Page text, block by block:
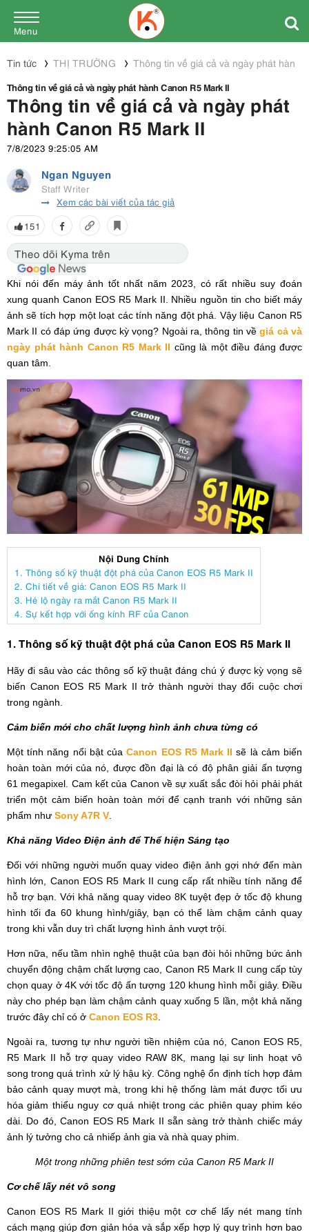
Menu
Tin tức THỊ TRƯỜNG
Thông tin về giá cả và ngày phát hành
Thông tin về giá cả và ngày phát hành Canon R5 Mark II
Thông tin về giá cả và ngày phát
hành Canon R5 Mark II
7/8/2023 9:25:05 AM
Ngan Nguyen
Staff Writer
Xem các bài viết của tác giả
151
Theo dõi Kyma trên
Khi nói đến máy ảnh tốt nhất năm 2023, có rất nhiều suy đoán
xung quanh Canon EOS R5 Mark II. Nhiều nguồn tin cho biết máy
ảnh sẽ tích hợp một loạt các tính năng đột phá. Vậy liệu Canon R5
Mark II có đáp ứng được kỳ vọng? Ngoài ra, thông tin vềgiá cả và
ngày phát hành Canon R5 Mark II cũng là một điều đáng được
quan tâm.
Nội Dung Chính
1. Thông số kỹ thuật đột phá của Canon EOS R5 Mark II
2. Chi tiết về giá: Canon EOS R5 Mark II
3. Hé lộ ngày ra mắt Canon R5 Mark II
4. Sự kết hợp với ống kính RF của Canon
1. Thông số kỹ thuật đột phá của Canon EOS R5 Mark II
Hãy đi sâu vào các thông số kỹ thuật đáng chú ý được kỳ vọng sẽ
biến Canon EOS R5 Mark II trở thành người thay đổi cuộc chơi
trong ngành.
Cảm biến mới cho chất lượng hình ảnh chưa từng có
Một tính năng nổi bật củaCanon EOS R5 Mark II sẽ là cảm biến
hoàn toàn mới của nó, được đồn đại là có độ phân giải ấn tượng
61 megapixel. Cam kết của Canon về sự xuất sắc đòi hỏi phải phát
triển một cảm biến hoàn toàn mới để cạnh tranh với những sản
phẩm như Sony A7R V
Khả năng Video Điện ảnh để Thể hiện Sáng tạo
Đối với những người muốn quay video điện ảnh gợi nhớ đến màn
hình lớn, Canon EOS R5 Mark II cung cấp rất nhiều tính năng để
hỗ trợ bạn. Với khả năng quay video 8K tuyệt đẹp ở tốc độ khung
hình tối đa 60 khung hình/giây, bạn có thể làm chậm cảnh quay
trong khi vẫn duy trì chất lượng hình ảnh vượt trội.
Hơn nữa, nếu tầm nhìn nghệ thuật của bạn đòi hỏi những bức ảnh
chuyển động chậm chất lượng cao, Canon R5 Mark II cung cấp tùy
chọn quay ở 4K với tốc độ ấn tượng 120 khung hình mỗi giây. Điều
này cho phép bạn làm chậm cảnh quay xuống 5 lần, một khả năng
trước đây chỉ có ở Canon EOS R3
Ngoài ra, tương tự như người tiền nhiệm của nó, Canon EOS R5,
R5 Mark II hỗ trợ quay video RAW 8K, mang lại sự linh hoạt vô
song trong quá trình xử lý hậu kỳ. Công nghệ ổn định tích hợp đảm
bảo cảnh quay mượt mà, trong khi hệ thống làm mát được tối ưu
hóa giảm thiểu nguy cơ quá nhiệt trong các phiên quay phim kéo
dài. Do đó, Canon EOS R5 Mark II sẵn sàng trở thành chiếc máy
ảnh lý tưởng cho cả nhiếp ảnh gia và nhà quay phim.
Một trong những phiên test sớm của Canon R5 Mark II
Cơ chế lấy nét vô song
Canon EOS R5 Mark II giới thiệu một cơ chế lấy nét mang tính
cách mạng giúp đơn giản hóa và sắp xếp hợp lý quy trình hơn bao